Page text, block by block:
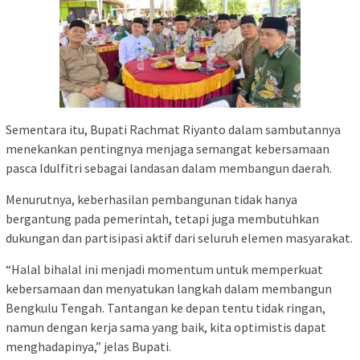
Sementara itu, Bupati Rachmat Riyanto dalam sambutannya
menekankan pentingnya menjaga semangat kebersamaan
pasca Idulfitri sebagai landasan dalam membangun daerah.
Menurutnya, keberhasilan pembangunan tidak hanya
bergantung pada pemerintah, tetapi juga membutuhkan
dukungan dan partisipasi aktif dari seluruh elemen masyarakat.
“Halal bihalal ini menjadi momentum untuk memperkuat
kebersamaan dan menyatukan langkah dalam membangun
Bengkulu Tengah. Tantangan ke depan tentu tidak ringan,
namun dengan kerja sama yang baik, kita optimistis dapat
menghadapinya,” jelas Bupati.